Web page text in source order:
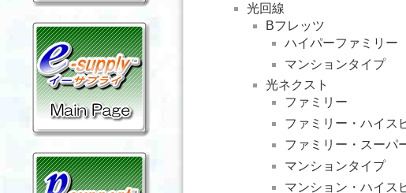
光回線
Bフレッツ
ハイパーファミリー
マンションタイプ
光ネクスト
ファミリー
ファミリー・ハイス
ファミリー・スーパ
マンションタイプ
マンション・ハイス